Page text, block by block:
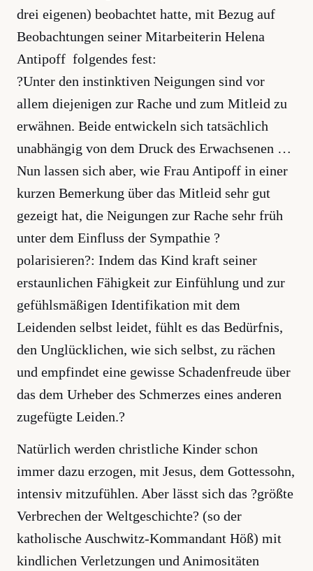
drei eigenen) beobachtet hatte, mit Bezug auf
Beobachtungen seiner Mitarbeiterin Helena
Antipoff folgendes fest:
?Unter den instinktiven Neigungen sind vor
allem diejenigen zur Rache und zum Mitleid zu
erwähnen. Beide entwickeln sich tatsächlich
unabhängig von dem Druck des Erwachsenen …
Nun lassen sich aber, wie Frau Antipoff in einer
kurzen Bemerkung über das Mitleid sehr gut
gezeigt hat, die Neigungen zur Rache sehr früh
unter dem Einfluss der Sympathie ?
polarisieren?: Indem das Kind kraft seiner
erstaunlichen Fähigkeit zur Einfühlung und zur
gefühlsmäßigen Identifikation mit dem
Leidenden selbst leidet, fühlt es das Bedürfnis,
den Unglücklichen, wie sich selbst, zu rächen
und empfindet eine gewisse Schadenfreude über
das dem Urheber des Schmerzes eines anderen
zugefügte Leiden.?
Natürlich werden christliche Kinder schon
immer dazu erzogen, mit Jesus, dem Gottessohn,
intensiv mitzufühlen. Aber lässt sich das ?größte
Verbrechen der Weltgeschichte? (so der
katholische Auschwitz-Kommandant Höß) mit
kindlichen Verletzungen und Animositäten